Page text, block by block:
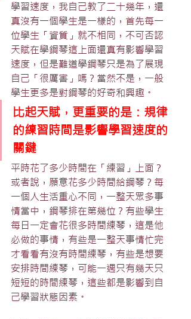
學習速度，我自己教了二十幾年，還
真沒有一個學生是一樣的，首先每一
位學生「資質」就不相同，不可否認
天賦在學鋼琴這上面還真有影響學習
速度，但是難道學鋼琴只是為了展現
自己「很厲害」嗎？當然不是，一般
學生更多是對鋼琴的好奇和興趣。
比起天賦，更重要的是：規律
的練習時間是影響學習速度的
關鍵
平時花了多少時間在「練習」上面？
或者說，願意花多少時間給鋼琴？每
一個人生活重心不同，一整天眾多事
情當中，鋼琴排在第幾位？有些學生
每日一定會花很多時間練琴，這是他
必做的事情，有些是一整天事情忙完
才看看有沒有時間練琴，有些是想要
安排時間練琴，可能一週只有幾天只
短短的時間練琴，這些都是影響到自
己學習狀態因素。